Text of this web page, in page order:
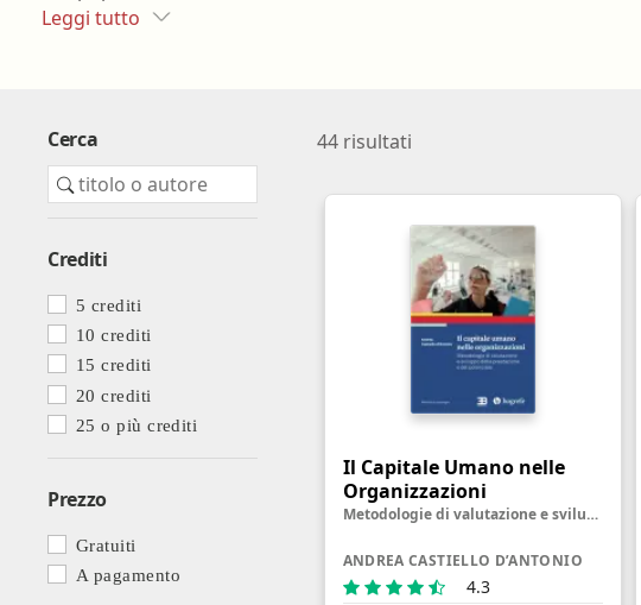
Farmacia ospedaliera
Igienista dentale
Psicoterapeuta
Leggi tutto
Cerca
Crediti
5 crediti
10 crediti
15 crediti
20 crediti
25 o più crediti
Prezzo
Gratuiti
A pagamento
44 risultati
Il Capitale Umano nelle
Organizzazioni
Metodologie di valutazione e sviluppo della prestazione e del potenziale
ANDREA CASTIELLO D’ANTONIO
4.3